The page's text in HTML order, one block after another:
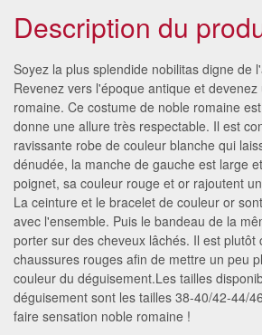
Description du
Soyez la plus splendide nobilitas digne de
Revenez vers l'époque antique et
romaine. Ce costume de noble romaine
donne une allure très respectable. Il est
ravissante robe de couleur blanche qui
dénudée, la manche de gauche est large
poignet, sa couleur rouge et or rajoutent
La ceinture et le bracelet de couleur or
avec l'ensemble. Puis le bandeau de la
porter sur des cheveux lâchés. Il est plutôt
chaussures rouges afin de mettre un peu
couleur du déguisement.Les tailles
déguisement sont les tailles 38-40/42-44/
faire sensation noble romaine !